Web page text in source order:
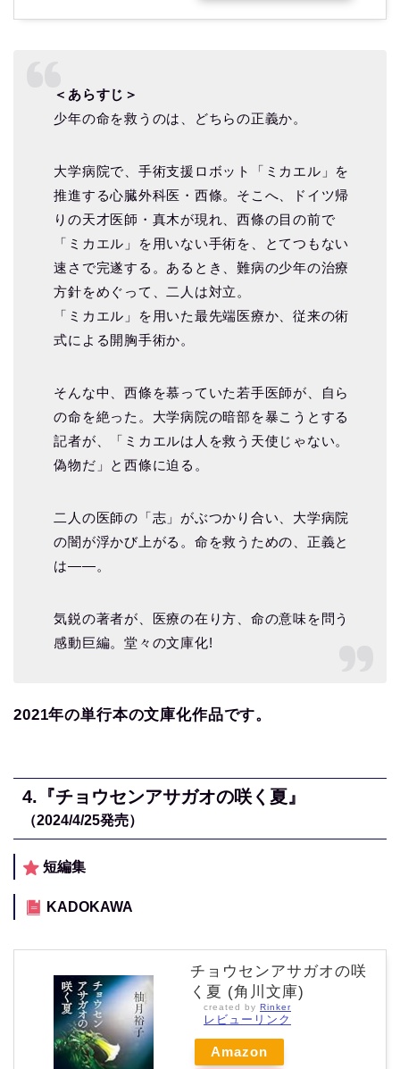
＜あらすじ＞
少年の命を救うのは、どちらの正義か。
大学病院で、手術支援ロボット「ミカエル」を
推進する心臓外科医・西條。そこへ、ドイツ帰
りの天才医師・真木が現れ、西條の目の前で
「ミカエル」を用いない手術を、とてつもない
速さで完遂する。あるとき、難病の少年の治療
方針をめぐって、二人は対立。
「ミカエル」を用いた最先端医療か、従来の術
式による開胸手術か。
そんな中、西條を慕っていた若手医師が、自ら
の命を絶った。大学病院の暗部を暴こうとする
記者が、「ミカエルは人を救う天使じゃない。
偽物だ」と西條に迫る。
二人の医師の「志」がぶつかり合い、大学病院
の闇が浮かび上がる。命を救うための、正義と
は――。
気鋭の著者が、医療の在り方、命の意味を問う
感動巨編。堂々の文庫化!
2021年の単行本の文庫化作品です。
4.『チョウセンアサガオの咲く夏』
（2024/4/25発売）
短編集
KADOKAWA
チョウセンアサガオの咲
く夏 (角川文庫)
created by Rinker
レビューリンク
Amazon